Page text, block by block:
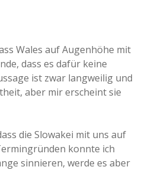
Wales auf Augenhöhe mit
dass es dafür keine
ist zwar langweilig und
aber mir erscheint sie
die Slowakei mit uns auf
konnte ich
sinnieren, werde es aber